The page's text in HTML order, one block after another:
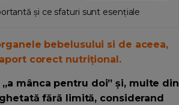
și ce sfaturi sunt esențiale
bebelusului si de aceea,
corect nutrițional.
mânca pentru doi” și, multe din
fără limită, considerand